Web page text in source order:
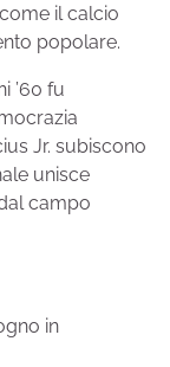
il calcio
popolare.
’60 fu
Jr. subiscono
unisce
campo
in